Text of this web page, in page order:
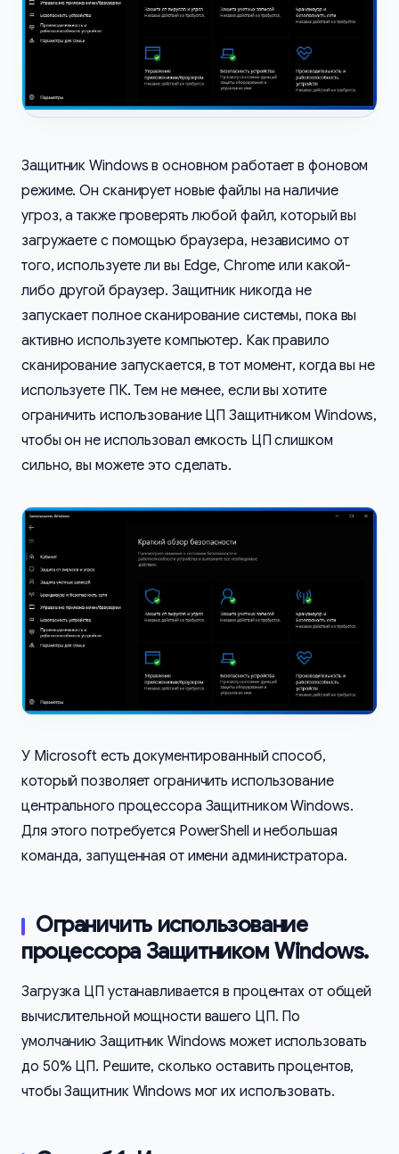
Защитник Windows в основном работает в фоновом
режиме. Он сканирует новые файлы на наличие
угроз, а также проверять любой файл, который вы
загружаете с помощью браузера, независимо от
того, используете ли вы Edge, Chrome или какой-
либо другой браузер. Защитник никогда не
запускает полное сканирование системы, пока вы
активно используете компьютер. Как правило
сканирование запускается, в тот момент, когда вы не
используете ПК. Тем не менее, если вы хотите
ограничить использование ЦП Защитником Windows,
чтобы он не использовал емкость ЦП слишком
сильно, вы можете это сделать.
У Microsoft есть документированный способ,
который позволяет ограничить использование
центрального процессора Защитником Windows.
Для этого потребуется PowerShell и небольшая
команда, запущенная от имени администратора.
Ограничить использование
процессора Защитником Windows.
Загрузка ЦП устанавливается в процентах от общей
вычислительной мощности вашего ЦП. По
умолчанию Защитник Windows может использовать
до 50% ЦП. Решите, сколько оставить процентов,
чтобы Защитник Windows мог их использовать.